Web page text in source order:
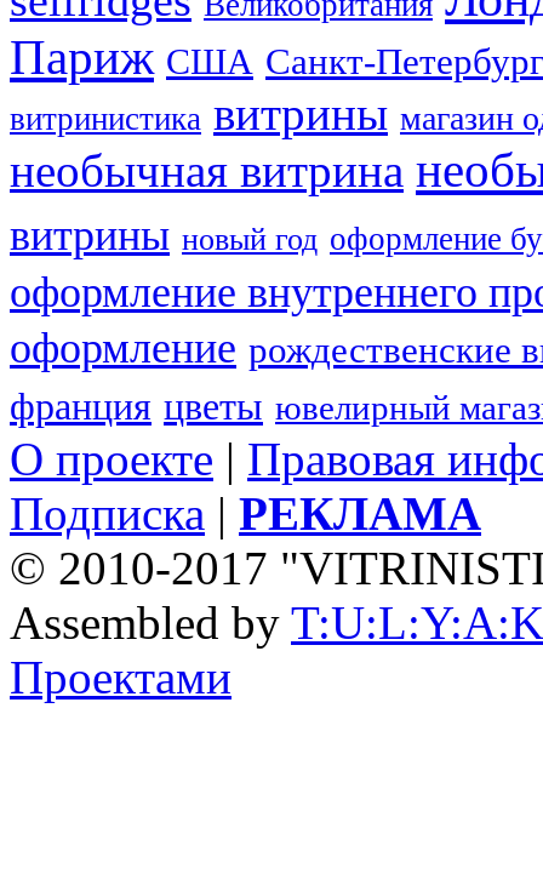
Париж США Санкт-
витринистика витрины магазин
необычная витрина
витрины новый год оформление
оформление внутреннего
оформление рождественские
франция цветы ювелирный
О проекте | Правовая
Подписка | РЕКЛАМА
© 2010-2017
Assembled by
Проектами